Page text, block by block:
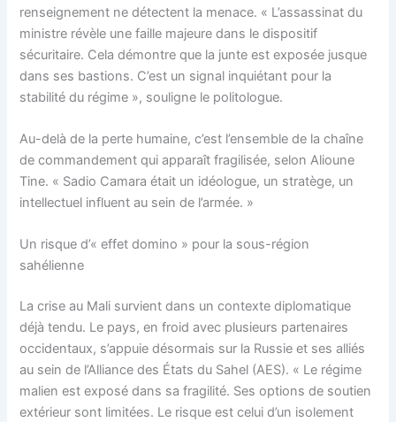
renseignement ne détectent la menace. « L’assassinat du
ministre révèle une faille majeure dans le dispositif
sécuritaire. Cela démontre que la junte est exposée jusque
dans ses bastions. C’est un signal inquiétant pour la
stabilité du régime », souligne le politologue.
Au-delà de la perte humaine, c’est l’ensemble de la chaîne
de commandement qui apparaît fragilisée, selon Alioune
Tine. « Sadio Camara était un idéologue, un stratège, un
intellectuel influent au sein de l’armée. »
Un risque d’« effet domino » pour la sous-région
sahélienne
La crise au Mali survient dans un contexte diplomatique
déjà tendu. Le pays, en froid avec plusieurs partenaires
occidentaux, s’appuie désormais sur la Russie et ses alliés
au sein de l’Alliance des États du Sahel (AES). « Le régime
malien est exposé dans sa fragilité. Ses options de soutien
extérieur sont limitées. Le risque est celui d’un isolement